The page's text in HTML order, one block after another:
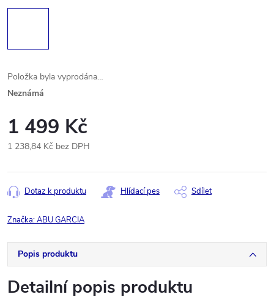
Položka byla vyprodána…
Neznámá
1 499 Kč
1 238,84 Kč bez DPH
cena:
Dotaz k produktu Hlídací pes Sdílet
Značka:ABU GARCIA
Popis produktu
Detailní popis produktu